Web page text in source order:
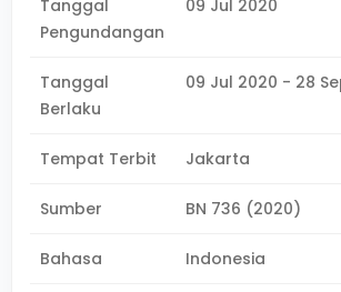
Tanggal
Pengundangan
09 Jul 2020
Tanggal
Berlaku
09 Jul 2020 - 28
Tempat Terbit Jakarta
Sumber BN 736 (2020)
Bahasa Indonesia